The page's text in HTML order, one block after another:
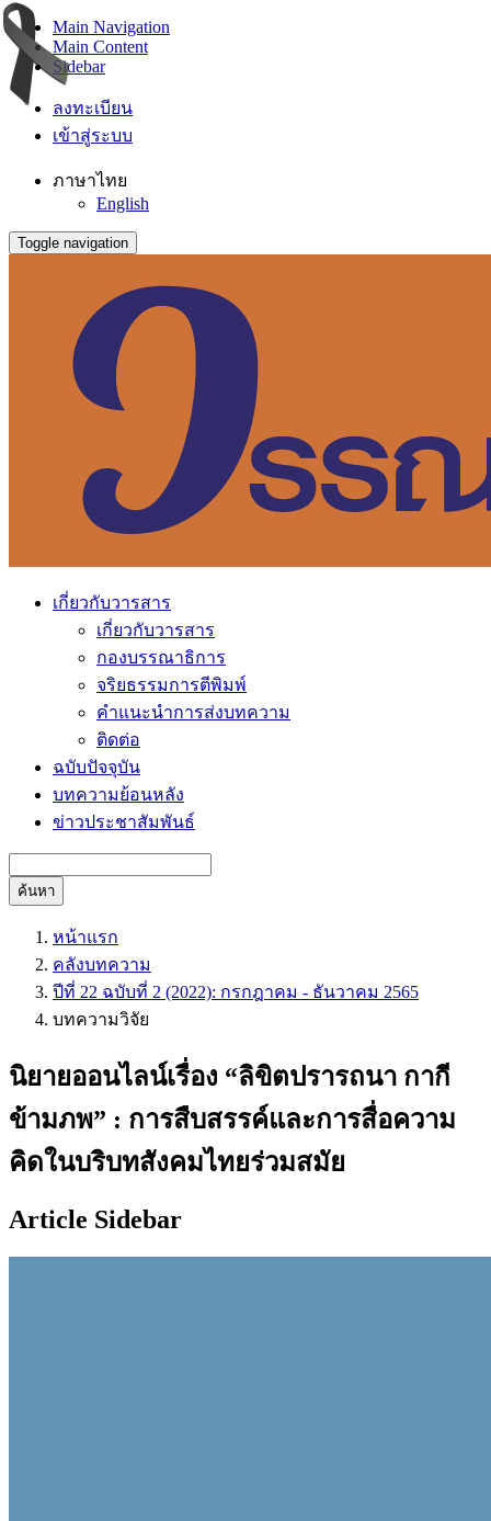
Main Navigation
Main Content
Sidebar
ลงทะเบียน
เข้าสู่ระบบ
ภาษาไทย
English
Toggle navigation
เกี่ยวกับวารสาร
เกี่ยวกับวารสาร
กองบรรณาธิการ
จริยธรรมการตีพิมพ์
คำแนะนำการส่งบทความ
ติดต่อ
ฉบับปัจจุบัน
บทความย้อนหลัง
ข่าวประชาสัมพันธ์
ค้นหา
หน้าแรก
คลังบทความ
ปีที่ 22 ฉบับที่ 2 (2022): กรกฎาคม - ธันวาคม 2565
บทความวิจัย
นิยายออนไลน์เรื่อง “ลิขิตปรารถนา กากี
ข้ามภพ” : การสืบสรรค์และการสื่อความ
คิดในบริบทสังคมไทยร่วมสมัย
Article Sidebar